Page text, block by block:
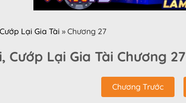
Lại Gia Tài » Chương 27
Cướp Lại Gia Tài Chương 27
Chương Trước